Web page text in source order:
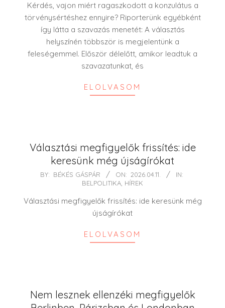
Kérdés, vajon miért ragaszkodott a konzulátus a
törvénysértéshez ennyire? Riporterünk egyébként
így látta a szavazás menetét: A választás
helyszínén többször is megjelentünk a
feleségemmel. Először délelőtt, amikor leadtuk a
szavazatunkat, és
ELOLVASOM
Választási megfigyelők frissítés: ide
keresünk még újságírókat
2026-
11
BY: BÉKÉS GÁSPÁR ON: 2026.04.11.
IN:
BELPOLITIKA HÍREK
Választási megfigyelők frissítés: ide keresünk még
újságírókat
ELOLVASOM
Nem lesznek ellenzéki megfigyelők